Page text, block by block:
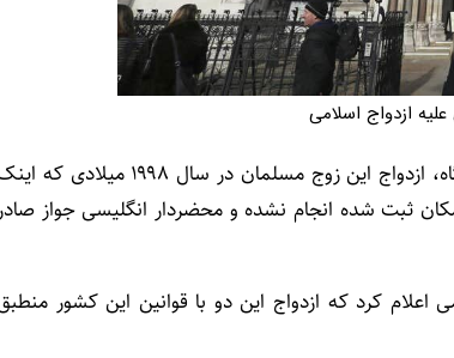
ازدواج اسلامی
به گزارش ردنا (ادیان‌نیوز)، بر اساس حکم روز جمعه (۲۵ بهمن‌ماه) دادگاه، ازدواج این زوج مسلمان در سال ۱۹۹۸
ثبت شده انجام نشده و محضردار انگلیسی جواز
عالی انگلیس در سال ۲۰۱۸ با صدور حکمی اعلام کرد که ازدواج این دو با قوانین این کشور